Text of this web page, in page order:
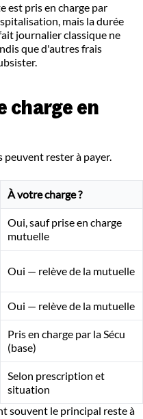
est pris en charge par
mais la durée
journalier classique ne
que d'autres frais
charge en
peuvent rester à payer.
À votre charge ?
Oui, sauf prise en charge
mutuelle
Oui — relève de la mutuelle
Oui — relève de la mutuelle
Pris en charge par la Sécu
(base)
Selon prescription et
situation
souvent le principal reste à